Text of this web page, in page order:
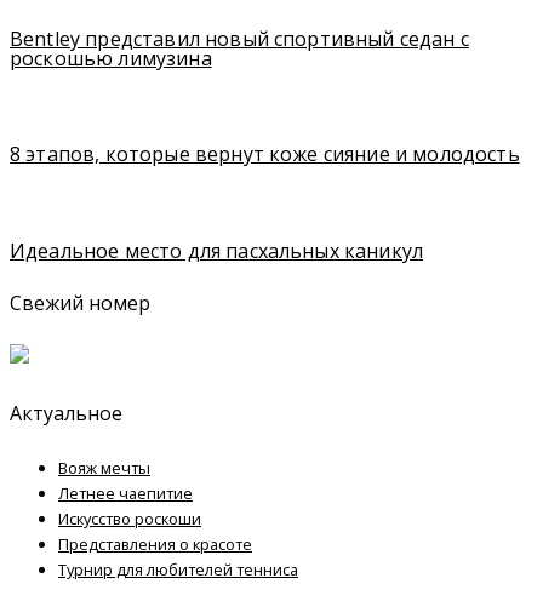
Bentley представил новый спортивный седан с
роскошью лимузина
8 этапов, которые вернут коже сияние и молодость
Идеальное место для пасхальных каникул
Свежий номер
Актуальное
Вояж мечты
Летнее чаепитие
Искусство роскоши
Представления о красоте
Турнир для любителей тенниса